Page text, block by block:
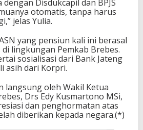
dengan Disdukcapil dan BPJS
otomatis, tanpa harus
jelas Yulia.
yang pensiun kali ini berasal
lingkungan Pemkab Brebes.
sosialisasi dari Bank Jateng
asih dari Korpri.
langsung oleh Wakil Ketua
Drs Edy Kusmartono MSi,
dan penghormatan atas
diberikan kepada negara.(*)